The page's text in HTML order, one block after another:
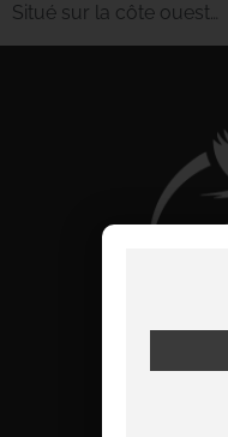
Situé sur la côte ouest…